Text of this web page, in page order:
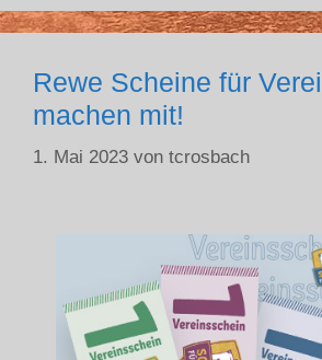
Rewe Scheine für
machen mit!
1. Mai 2023 von tcrosbach